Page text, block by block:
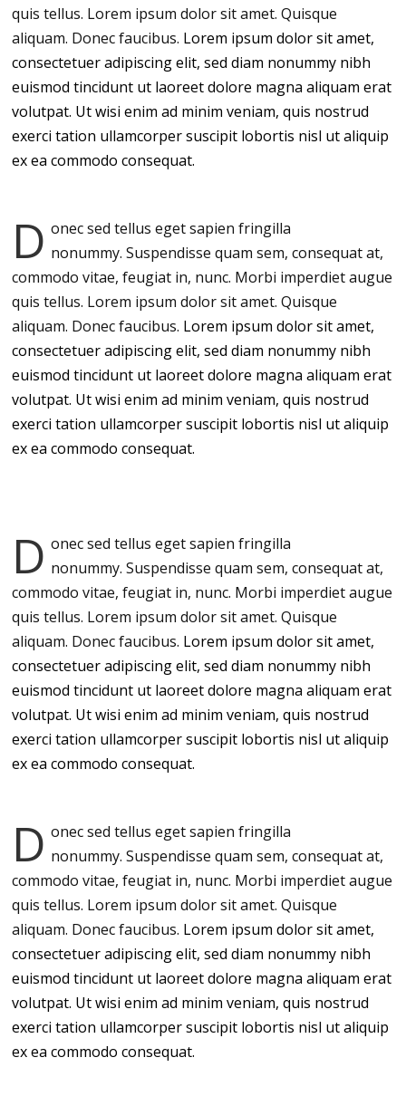
quis tellus. Lorem ipsum dolor sit amet. Quisque
aliquam. Donec faucibus. Lorem ipsum dolor sit amet,
consectetuer adipiscing elit, sed diam nonummy nibh
euismod tincidunt ut laoreet dolore magna aliquam erat
volutpat. Ut wisi enim ad minim veniam, quis nostrud
exerci tation ullamcorper suscipit lobortis nisl ut aliquip
ex ea commodo consequat.
D onec sed tellus eget sapien fringilla
nonummy.Suspendisse quam sem, consequat at,
commodo vitae, feugiat in, nunc. Morbi imperdiet augue
quis tellus. Lorem ipsum dolor sit amet. Quisque
aliquam. Donec faucibus. Lorem ipsum dolor sit amet,
consectetuer adipiscing elit, sed diam nonummy nibh
euismod tincidunt ut laoreet dolore magna aliquam erat
volutpat. Ut wisi enim ad minim veniam, quis nostrud
exerci tation ullamcorper suscipit lobortis nisl ut aliquip
ex ea commodo consequat.
D onec sed tellus eget sapien fringilla
nonummy.Suspendisse quam sem, consequat at,
commodo vitae, feugiat in, nunc. Morbi imperdiet augue
quis tellus. Lorem ipsum dolor sit amet. Quisque
aliquam. Donec faucibus. Lorem ipsum dolor sit amet,
consectetuer adipiscing elit, sed diam nonummy nibh
euismod tincidunt ut laoreet dolore magna aliquam erat
volutpat. Ut wisi enim ad minim veniam, quis nostrud
exerci tation ullamcorper suscipit lobortis nisl ut aliquip
ex ea commodo consequat.
D onec sed tellus eget sapien fringilla
nonummy.Suspendisse quam sem, consequat at,
commodo vitae, feugiat in, nunc. Morbi imperdiet augue
quis tellus. Lorem ipsum dolor sit amet. Quisque
aliquam. Donec faucibus. Lorem ipsum dolor sit amet,
consectetuer adipiscing elit, sed diam nonummy nibh
euismod tincidunt ut laoreet dolore magna aliquam erat
volutpat. Ut wisi enim ad minim veniam, quis nostrud
exerci tation ullamcorper suscipit lobortis nisl ut aliquip
ex ea commodo consequat.